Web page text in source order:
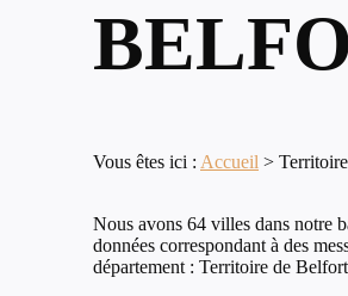
Vous êtes ici : Accueil >
Nous avons 64 villes dans notre
données correspondant à des
département : Territoire de